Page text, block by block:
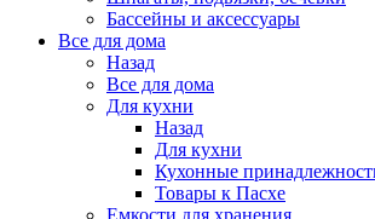
Бассейны и аксессуары
Все для дома
Назад
Все для дома
Для кухни
Назад
Для кухни
Кухонные
Товары к Пасхе
Емкости для хранения